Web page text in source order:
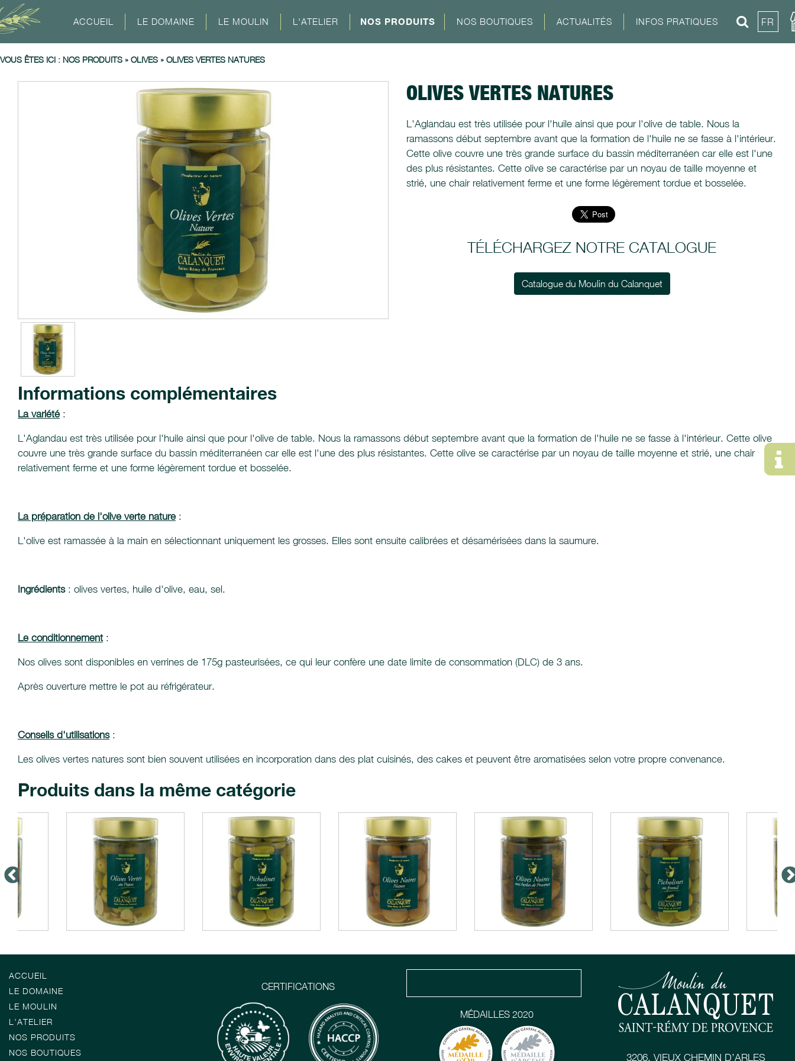
ACCUEIL LE DOMAINE LE MOULIN L'ATELIER NOS PRODUITS NOS BOUTIQUES ACTUALITÉS INFOS PRATIQUES FR
VOUS ÊTES ICI : NOS PRODUITS » OLIVES » OLIVES VERTES NATURES
OLIVES VERTES NATURES
L'Aglandau est très utilisée pour l'huile ainsi que pour l'olive de table. Nous la
ramassons début septembre avant que la formation de l'huile ne se fasse à l'intérieur.
Cette olive couvre une très grande surface du bassin méditerranéen car elle est l'une
des plus résistantes. Cette olive se caractérise par un noyau de taille moyenne et
strié, une chair relativement ferme et une forme légèrement tordue et bosselée.
TÉLÉCHARGEZ NOTRE CATALOGUE
Catalogue du Moulin du Calanquet
Informations complémentaires
La variété :
L'Aglandau est très utilisée pour l'huile ainsi que pour l'olive de table. Nous la ramassons début septembre avant que la formation de l'huile ne se fasse à l'intérieur. Cette olive
couvre une très grande surface du bassin méditerranéen car elle est l'une des plus résistantes. Cette olive se caractérise par un noyau de taille moyenne et strié, une chair
relativement ferme et une forme légèrement tordue et bosselée.
La préparation de l'olive verte nature :
L'olive est ramassée à la main en sélectionnant uniquement les grosses. Elles sont ensuite calibrées et désamérisées dans la saumure.
Ingrédients: olives vertes, huile d'olive, eau, sel.
Le conditionnement:
Nos olives sont disponibles en verrines de 175g pasteurisées, ce qui leur confère une date limite de consommation (DLC) de 3 ans.
Après ouverture mettre le pot au réfrigérateur.
Conseils d'utilisations:
Les olives vertes natures sont bien souvent utilisées en incorporation dans des plat cuisinés, des cakes et peuvent être aromatisées selon votre propre convenance.
Produits dans la même catégorie
ACCUEIL
LE DOMAINE
LE MOULIN
L'ATELIER
NOS PRODUITS
NOS BOUTIQUES
CERTIFICATIONS
MÉDAILLES 2020
3206, VIEUX CHEMIN D’ARLES